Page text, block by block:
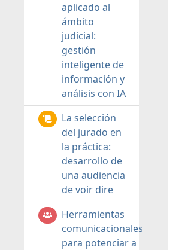
aplicado al
ámbito
judicial:
gestión
inteligente de
información y
análisis con IA
La selección
del jurado en
la práctica:
desarrollo de
una audiencia
de voir dire
Herramientas
comunicacionales
para potenciar a